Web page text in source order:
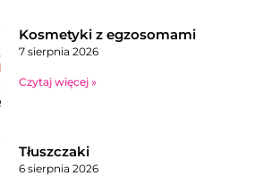
Kosmetyki z egzosomami
7 sierpnia 2026
Czytaj więcej »
Tłuszczaki
6 sierpnia 2026